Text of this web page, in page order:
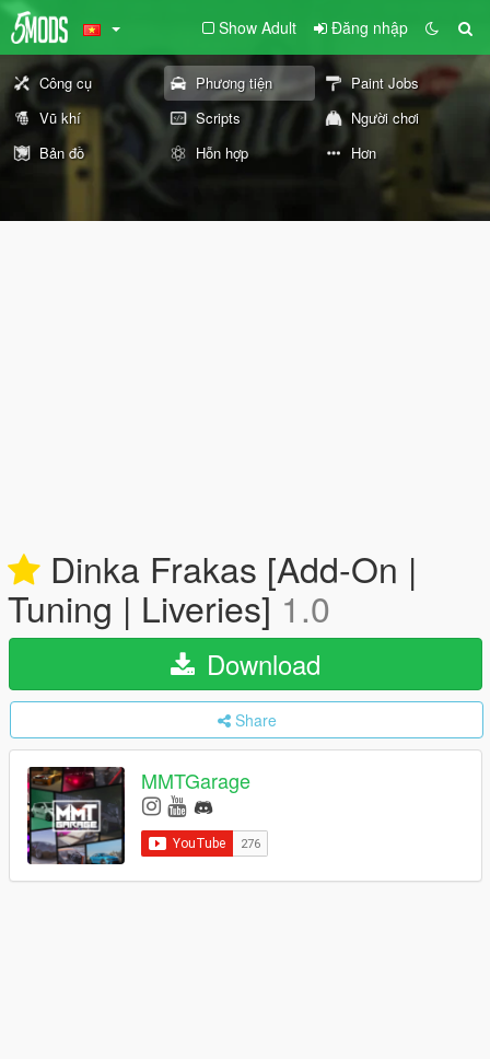
Show Adult Đăng nhập
Công cụ Phương tiện
Paint Jobs
Vũ khí
Scripts
Người chơi
Bản đồ
Hỗn hợp Hơn
Dinka Frakas [Add-On |
Tuning | Liveries]1.0
Download
Share
MMTGarage